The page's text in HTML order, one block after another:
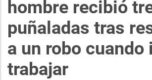
hombre recibió
puñaladas tras
a un robo cuando
trabajar